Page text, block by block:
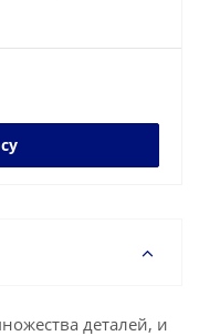
деталей, и